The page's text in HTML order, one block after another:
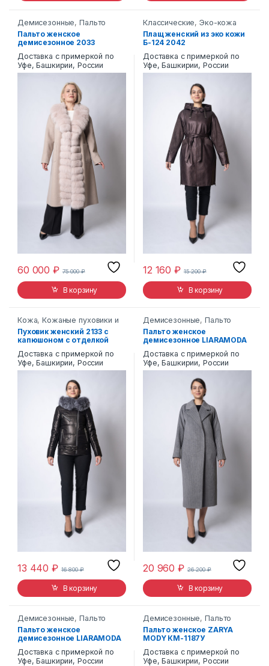
Демисезонные,Пальто
Пальто женское
демисезонное 2033
Доставка с примеркой по
Уфе, Башкирии, России
60 000₽ 75 000₽
В корзину
Классические,Эко-кожа
Плащ женский из эко кожи
Б-124 2042
Доставка с примеркой по
Уфе, Башкирии, России
12 160₽ 15 200₽
В корзину
Кожа,Кожаные пуховики и
пальто,Пуховики
Пуховик женский 2133 с
капюшоном с отделкой
Доставка с примеркой по
Уфе, Башкирии, России
13 440₽ 16 800₽
В корзину
Демисезонные,Пальто
Пальто женское
демисезонное LIARAMODA
Доставка с примеркой по
Уфе, Башкирии, России
20 960₽ 26 200₽
В корзину
Демисезонные,Пальто
Пальто женское
демисезонное LIARAMODA
Доставка с примеркой по
Уфе, Башкирии, России
Демисезонные,Пальто
Пальто женское ZARYA
MODY КМ-1187У
Доставка с примеркой по
Уфе, Башкирии, России